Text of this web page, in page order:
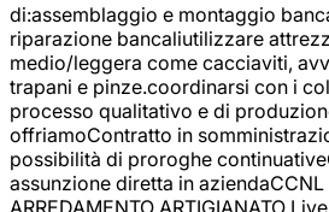
di:assemblaggio e montaggio
riparazione bancaliutilizzare
medio/leggera come cacciaviti,
trapani e pinze.coordinarsi con i
processo qualitativo e di
offriamoContratto in
possibilità di proroghe
assunzione diretta in aziendaCCNL
ARREDAMENTO ARTIGIANATO